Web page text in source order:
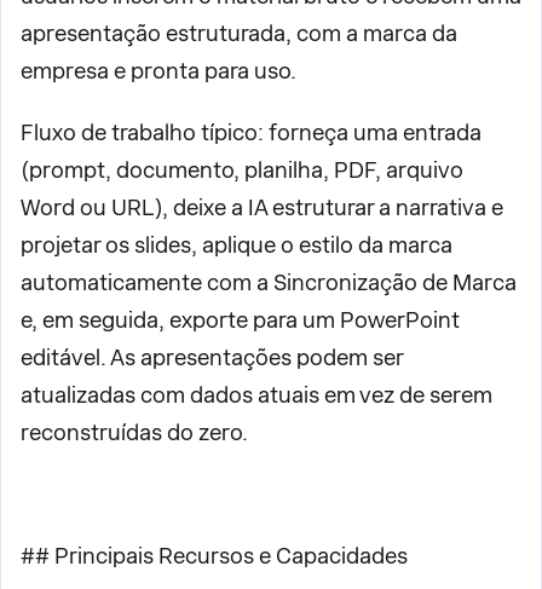
apresentação estruturada, com a marca da
empresa e pronta para uso.
Fluxo de trabalho típico: forneça uma entrada
(prompt, documento, planilha, PDF, arquivo
Word ou URL), deixe a IA estruturar a narrativa e
projetar os slides, aplique o estilo da marca
automaticamente com a Sincronização de Marca
e, em seguida, exporte para um PowerPoint
editável. As apresentações podem ser
atualizadas com dados atuais em vez de serem
reconstruídas do zero.
## Principais Recursos e Capacidades